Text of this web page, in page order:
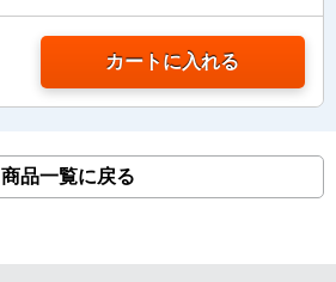
カートに入れる
商品一覧に戻る